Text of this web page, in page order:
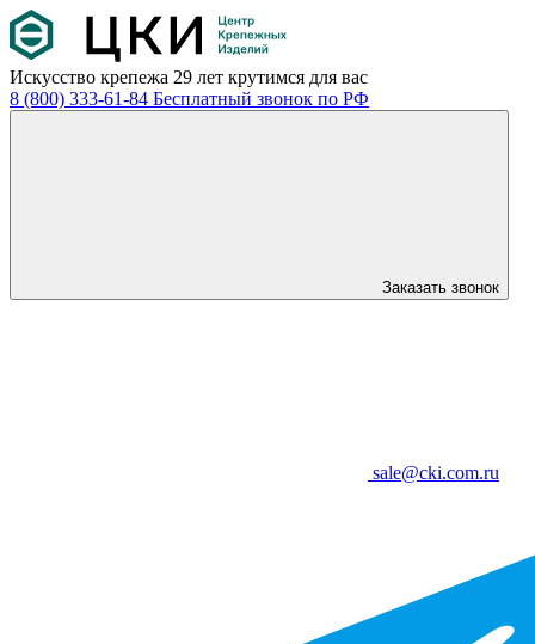
Искусство крепежа 29 лет крутимся для вас
8 (800) 333-61-84 Бесплатный звонок по РФ
Заказать звонок
sale@cki.com.ru